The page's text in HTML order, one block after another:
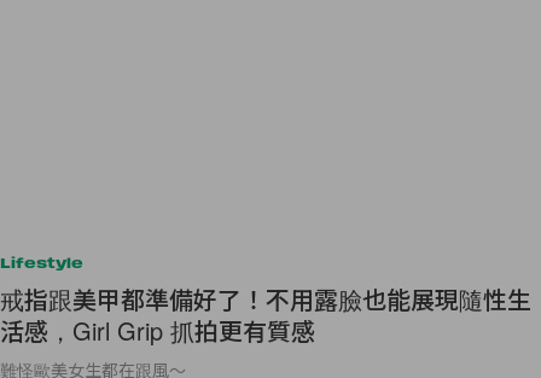
Lifestyle
戒指跟美甲都準備好了！不用露臉也能展現隨性生
活感，Girl Grip 抓拍更有質感
難怪歐美女生都在跟風～